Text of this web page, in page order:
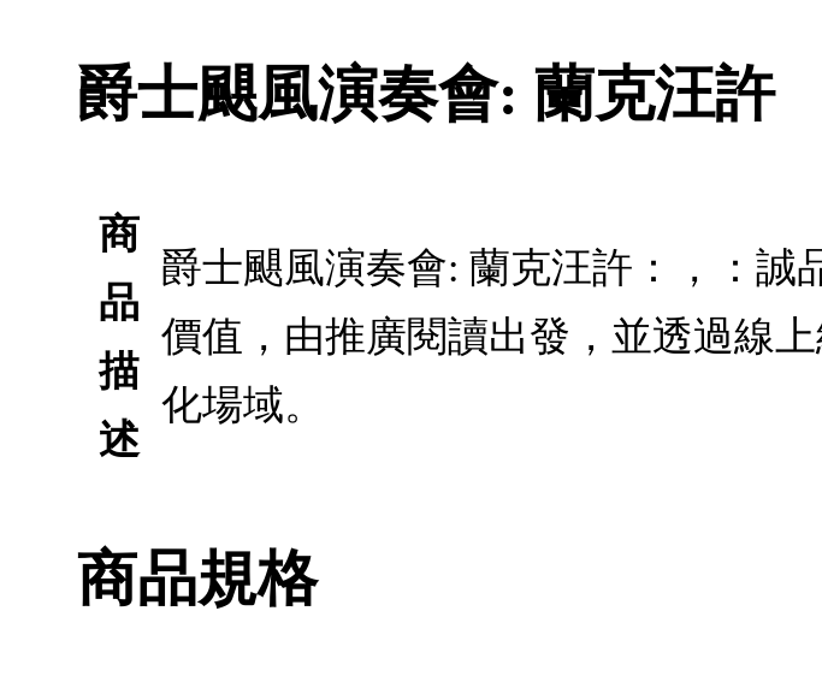
爵士颶風演奏會: 蘭克汪許
商
品
描
述
爵士颶風演奏會: 蘭克汪許：，：誠
價值，由推廣閱讀出發，並透過線
化場域。
商品規格